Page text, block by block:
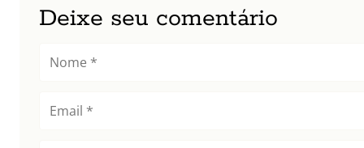
Deixe seu comentário